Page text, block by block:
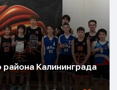
района Калининграда